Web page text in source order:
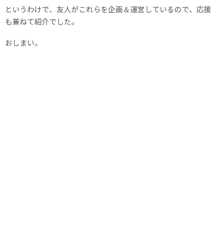
というわけで、友人がこれらを企画＆運営しているので、応援
も兼ねて紹介でした。
おしまい。